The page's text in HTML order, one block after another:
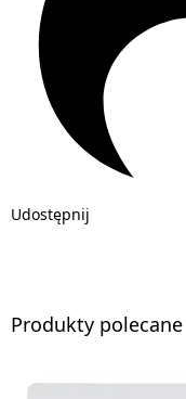
Udostępnij
Produkty polecane